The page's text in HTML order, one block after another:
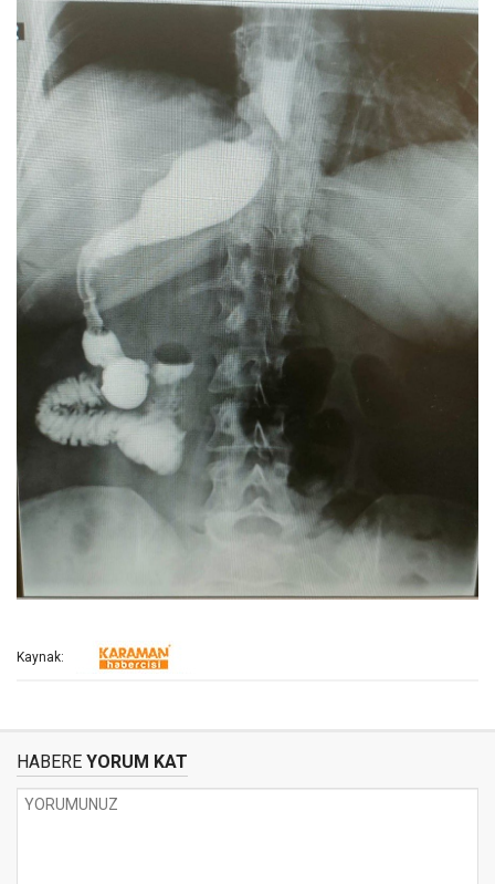
Kaynak:
HABERE YORUM KAT